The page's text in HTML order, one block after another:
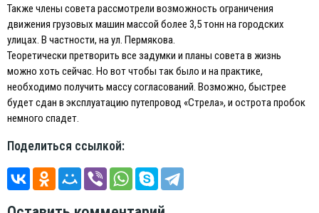
Также члены совета рассмотрели возможность ограничения
движения грузовых машин массой более 3,5 тонн на городских
улицах. В частности, на ул. Пермякова.
Теоретически претворить все задумки и планы совета в жизнь
можно хоть сейчас. Но вот чтобы так было и на практике,
необходимо получить массу согласований. Возможно, быстрее
будет сдан в эксплуатацию путепровод «Стрела», и острота пробок
немного спадет.
Поделиться ссылкой: